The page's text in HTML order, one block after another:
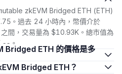
zkEVM Bridged ETH (ETH)
。過去 24 小時內，幣價介於
間，交易量為 $10.93K。總市值為
--。
Bridged ETH？